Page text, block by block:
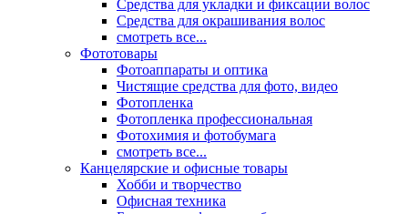
Средства для укладки и фиксации волос
Средства для окрашивания волос
смотреть все...
Фототовары
Фотоаппараты и оптика
Чистящие средства для фото, видео
Фотопленка
Фотопленка профессиональная
Фотохимия и фотобумага
смотреть все...
Канцелярские и офисные товары
Хобби и творчество
Офисная техника